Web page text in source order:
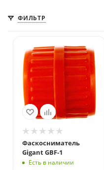
ФИЛЬТР
Фаскосниматель
Gigant GBF-1
Есть в наличии